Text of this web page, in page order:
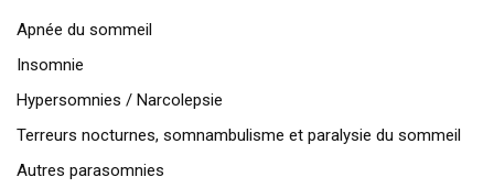
Apnée du sommeil
Insomnie
Hypersomnies / Narcolepsie
Terreurs nocturnes, somnambulisme et paralysie du sommeil
Autres parasomnies